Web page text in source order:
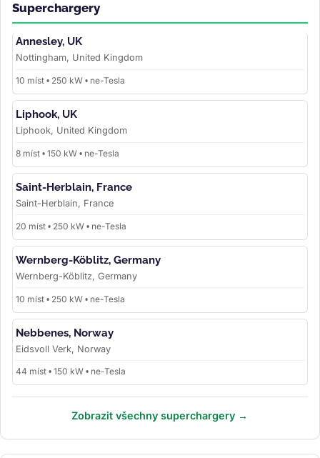
Superchargery
Annesley, UK
Nottingham, United Kingdom
10 míst • 250 kW • ne-Tesla
Liphook, UK
Liphook, United Kingdom
8 míst • 150 kW • ne-Tesla
Saint-Herblain, France
Saint-Herblain, France
20 míst • 250 kW • ne-Tesla
Wernberg-Köblitz, Germany
Wernberg-Köblitz, Germany
10 míst • 250 kW • ne-Tesla
Nebbenes, Norway
Eidsvoll Verk, Norway
44 míst • 150 kW • ne-Tesla
Zobrazit všechny superchargery →